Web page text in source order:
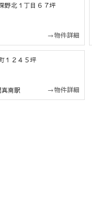
野北１丁目６７坪
→物件詳細
１２４５坪
南駅
→物件詳細